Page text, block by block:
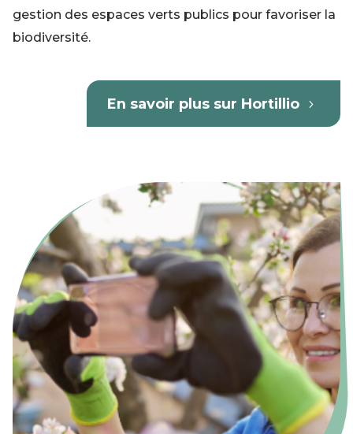
gestion des espaces verts publics pour favoriser la
biodiversité.
En savoir plus sur Hortillio